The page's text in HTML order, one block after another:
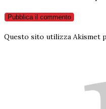
Questo sito utilizza Akismet